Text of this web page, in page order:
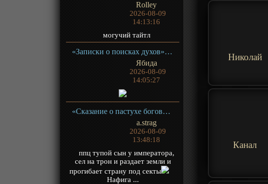
Rolley
2026-08-09
14:13:16
могучий тайтл
«Записки о поисках духов» ТВ-1
Ябида
2026-08-09
14:05:27
«Сказание о пастухе богов» ТВ-1
a.strag
2026-08-09
13:48:18
ппц тупой сын у императора,
сел на трон и раздает земли и
прогибает страну под секты
Нафига ...
Николай
Канал